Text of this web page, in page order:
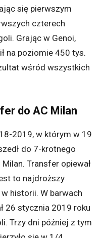
się pierwszym
czterech
Grając w Genoi,
na poziomie 450 tys.
wśród wszystkich
do AC Milan
2019, w którym w 19
do 7-krotnego
Transfer opiewał
to najdroższy
historii. W barwach
26 stycznia 2019 roku
Trzy dni później z tym